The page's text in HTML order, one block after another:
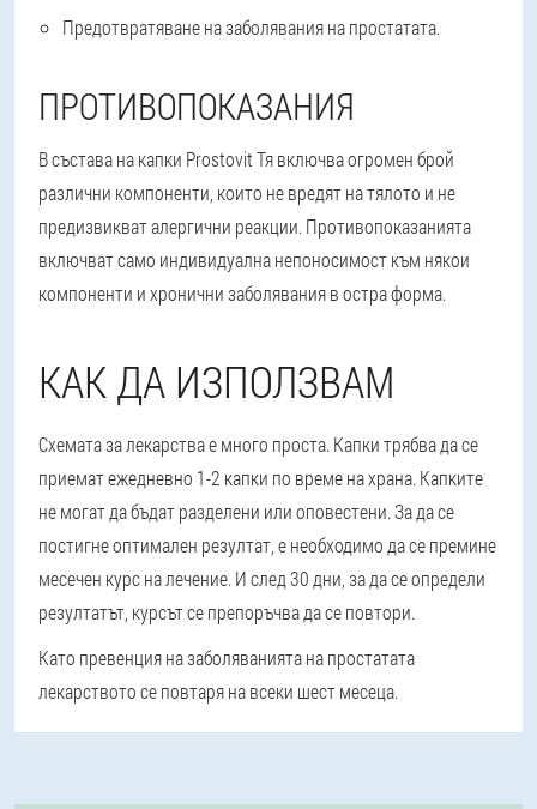
Предотвратяване на заболявания на простатата.
ПРОТИВОПОКАЗАНИЯ
В състава на капки Prostovit Тя включва огромен брой
различни компоненти, които не вредят на тялото и не
предизвикват алергични реакции. Противопоказанията
включват само индивидуална непоносимост към някои
компоненти и хронични заболявания в остра форма.
КАК ДА ИЗПОЛЗВАМ
Схемата за лекарства е много проста. Капки трябва да се
приемат ежедневно 1-2 капки по време на храна. Капките
не могат да бъдат разделени или оповестени. За да се
постигне оптимален резултат, е необходимо да се премине
месечен курс на лечение. И след 30 дни, за да се определи
резултатът, курсът се препоръчва да се повтори.
Като превенция на заболяванията на простатата
лекарството се повтаря на всеки шест месеца.